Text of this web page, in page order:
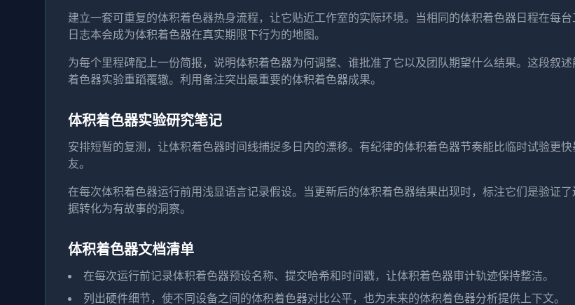
建立一套可重复的体积着色器热身流程，让它贴近工作室的实际环境。当相同的体积着色器日程在每
日志本会成为体积着色器在真实期限下行为的地图。
为每个里程碑配上一份简报，说明体积着色器为何调整、谁批准了它以及团队期望什么结果。这段叙
着色器实验重蹈覆辙。利用备注突出最重要的体积着色器成果。
体积着色器实验研究笔记
安排短暂的复测，让体积着色器时间线捕捉多日内的漂移。有纪律的体积着色器节奏能比临时试验更
友。
在每次体积着色器运行前用浅显语言记录假设。当更新后的体积着色器结果出现时，标注它们是验证
据转化为有故事的洞察。
体积着色器文档清单
在每次运行前记录体积着色器预设名称、提交哈希和时间戳，让体积着色器审计轨迹保持整洁。
列出硬件细节，使不同设备之间的体积着色器对比公平，也为未来的体积着色器分析提供上下文。